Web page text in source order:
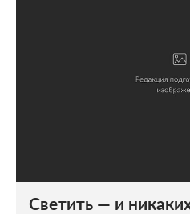
Светить — и